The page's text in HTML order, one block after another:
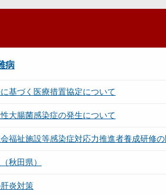
病
基づく医療措置協定について
大腸菌感染症の発生について
福祉施設等感染症対応力推進者養成研修
秋田県）
炎対策